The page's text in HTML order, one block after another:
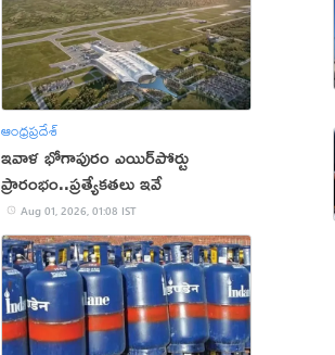
ఆంధ్రప్రదేశ్
ఇవాళ భోగాపురం ఎయిర్‌పోర్టు
ప్రారంభం..ప్ర‌త్యేక‌త‌లు ఇవే
Aug 01, 2026, 01:08 IST